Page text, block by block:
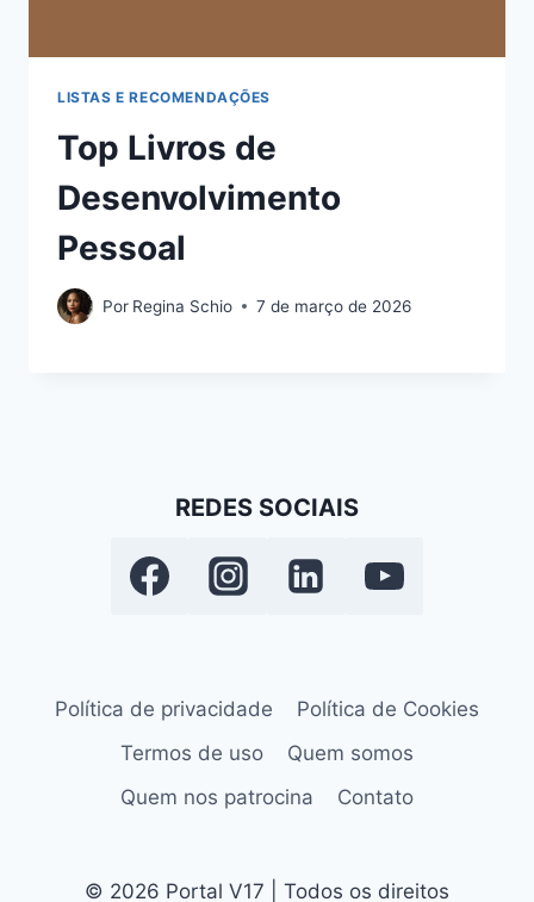
LISTAS E RECOMENDAÇÕES
Top Livros de
Desenvolvimento
Pessoal
Por Regina Schio 7 de março de 2026
REDES SOCIAIS
Política de privacidade
Política de Cookies
Termos de uso
Quem somos
Quem nos patrocina
Contato
© 2026 Portal V17 | Todos os direitos